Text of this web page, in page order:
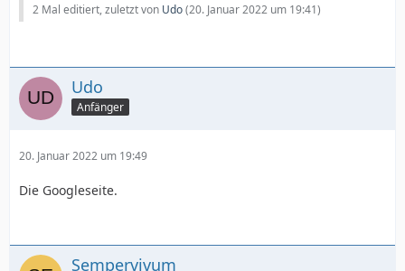
2 Mal editiert, zuletzt von Udo(20. Januar 2022 um 19:41)
Udo
Anfänger
20. Januar 2022 um 19:49
Die Googleseite.
Sempervivum